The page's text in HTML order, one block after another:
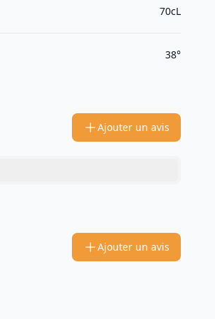
70cL
38°
Ajouter un avis
Ajouter un avis